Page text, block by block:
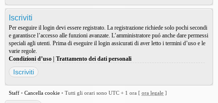
Iscriviti
Per eseguire il login devi essere registrato. La registrazione richiede solo pochi secondi
e garantisce l’accesso alle funzioni avanzate. L’amministratore puó anche dare permessi
speciali agli utenti. Prima di eseguire il login assicurati di aver letto i termini d’uso e le
varie regole.
Condizioni d’uso
Trattamento dei dati personali
Iscriviti
Staff • Cancella cookie • Tutti gli orari sono UTC + 1 ora [ ora legale ]